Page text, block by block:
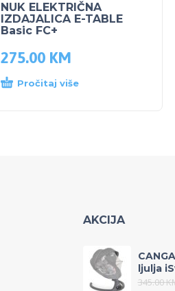
NUK ELEKTRIČNA
IZDAJALICA E-TABLE
Basic FC+
275.00 KM
Pročitaj više
AKCIJA
ljulja
345.00